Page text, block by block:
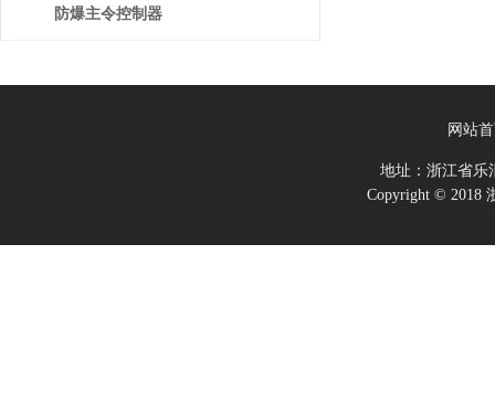
防爆主令控制器
网站
地址：浙江省
Copyright © 2018